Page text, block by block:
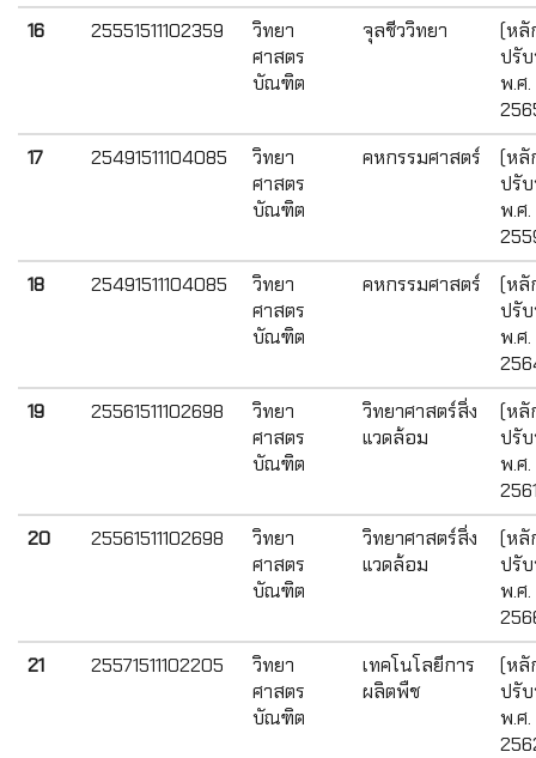
16 25551511102359
วิทยา
ศาสตร
บัณฑิต
จุลชีววิทยา
(หลั
ปรั
พ.ศ.
17
25491511104085
วิทยา
ศาสตร
บัณฑิต
คหกรรมศาสตร์
(หลั
ปรั
พ.ศ.
18
25491511104085
วิทยา
ศาสตร
บัณฑิต
คหกรรมศาสตร์
(หลั
ปรั
พ.ศ.
19
25561511102698
วิทยา
ศาสตร
บัณฑิต
วิทยาศาสตร์สิ่ง
แวดล้อม
(หลั
ปรั
พ.ศ.
20
25561511102698
วิทยา
ศาสตร
บัณฑิต
วิทยาศาสตร์สิ่ง
แวดล้อม
(หลั
ปรั
พ.ศ.
21
25571511102205
วิทยา
ศาสตร
บัณฑิต
เทคโนโลยีการ
ผลิตพืช
(หลั
ปรั
พ.ศ.